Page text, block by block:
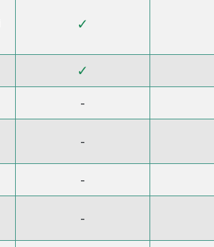
✓
✓
-
-
-
-